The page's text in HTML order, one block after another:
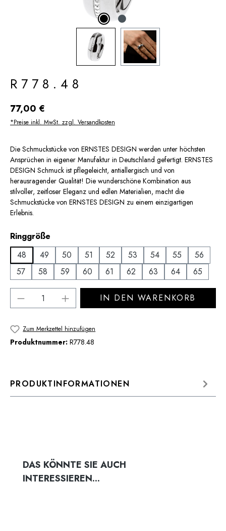
R778.48
Regulärer Preis:
77,00 €
*Preise inkl. MwSt. zzgl. Versandkosten
Die Schmuckstücke von ERNSTES DESIGN werden unter höchsten
Ansprüchen in eigener Manufaktur in Deutschland gefertigt. ERNSTES
DESIGN Schmuck ist pflegeleicht, antiallergisch und von
herausragender Qualität! Die wunderschöne Kombination aus
stilvoller, zeitloser Eleganz und edlen Materialien, macht die
Schmuckstücke von ERNSTES DESIGN zu einem einzigartigen
Erlebnis.
Ringgröße
48
49 50 51 52 53 54 55
56
57
58 59 60 61 62 63 64 65
Produkt Anzahl: Gib den gewünschten
IN DEN WARENKORB
Zum Merkzettel hinzufügen
Produktnummer: R778.48
PRODUKTINFORMATIONEN
Produktgalerie überspringen
DAS KÖNNTE SIE AUCH
INTERESSIEREN...